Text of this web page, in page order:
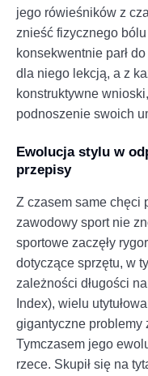
jego rówieśników z
znieść fizycznego
konsekwentnie parł
dla niego lekcją, a z
konstruktywne
podnoszenie swoich
Ewolucja stylu w
przepisy
Z czasem same chęci
zawodowy sport nie
sportowe zaczęły
dotyczące sprzętu, w
zależności długości
Index), wielu
gigantyczne problemy
Tymczasem jego
rzece. Skupił się na